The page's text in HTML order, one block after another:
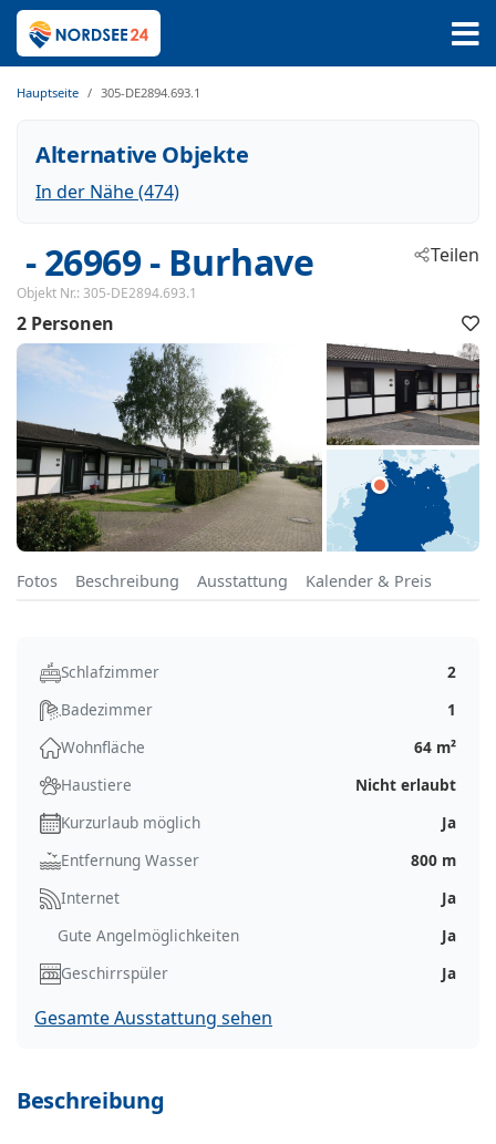
Hauptseite 305-DE2894.693.1
Alternative Objekte
In der Nähe (474)
- 26969 - Burhave
Objekt Nr.: 305-DE2894.693.1
Teilen
2 Personen
Fotos Beschreibung Ausstattung Kalender & Preis
Schlafzimmer
2
Badezimmer
1
Wohnfläche
64 m²
Haustiere
Nicht erlaubt
Kurzurlaub möglich
Ja
Entfernung Wasser
800 m
Internet
Ja
Gute Angelmöglichkeiten
Ja
Geschirrspüler
Ja
Gesamte Ausstattung sehen
Beschreibung